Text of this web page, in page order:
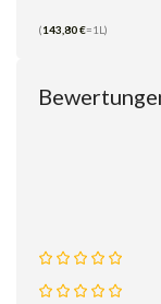
(143,80€=1L)